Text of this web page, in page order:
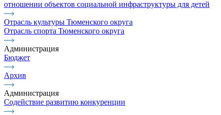
отношении объектов социальной инфраструктуры для детей
Отрасль культуры Тюменского округа
Отрасль спорта Тюменского округа
Администрация
Бюджет
Архив
Администрация
Содействие развитию конкуренции